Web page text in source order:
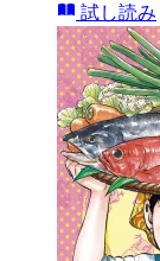
試し読み